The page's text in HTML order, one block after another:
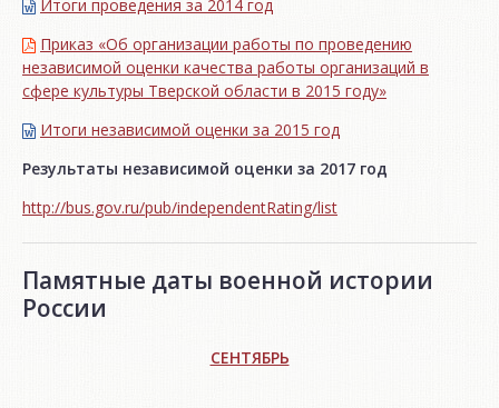
Итоги проведения за 2014 год
Приказ «Об организации работы по проведению
независимой оценки качества работы организаций в
сфере культуры Тверской области в 2015 году»
Итоги независимой oценки за 2015 год
Результаты независимой оценки за 2017 год
http://bus.gov.ru/pub/independentRating/list
Памятные даты военной истории
России
СЕНТЯБРЬ